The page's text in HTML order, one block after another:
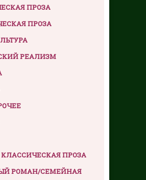
ПРОЗА
ПРОЗА
РЕАЛИЗМ
КЛАССИЧЕСКАЯ ПРОЗА
РОМАН/СЕМЕЙНАЯ